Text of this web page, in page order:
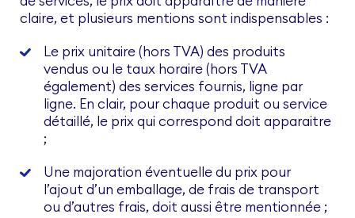
claire, et plusieurs mentions sont indispensables :
Le prix unitaire (hors TVA) des produits
vendus ou le taux horaire (hors TVA
également) des services fournis, ligne par
ligne. En clair, pour chaque produit ou service
détaillé, le prix qui correspond doit apparaitre
;
Une majoration éventuelle du prix pour
l’ajout d’un emballage, de frais de transport
ou d’autres frais, doit aussi être mentionnée ;